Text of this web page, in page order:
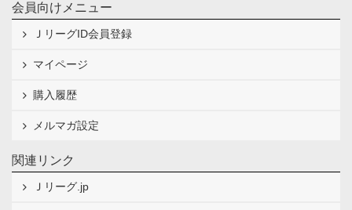
会員向けメニュー
ＪリーグID会員登録
マイページ
購入履歴
メルマガ設定
関連リンク
Ｊリーグ.jp